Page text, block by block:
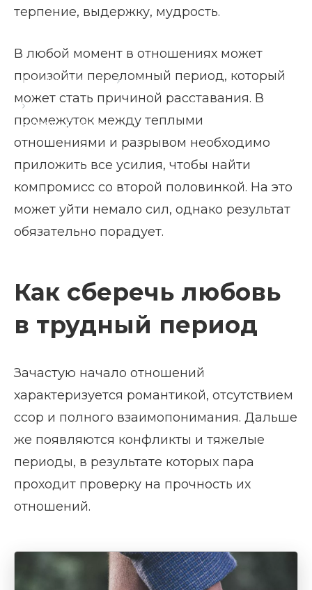
Главная страница
Блог
Как сохранить отношения с любимым человеком
в трудный период
терпение, выдержку, мудрость.
В любой момент в отношениях может
произойти переломный период, который
может стать причиной расставания. В
промежуток между теплыми
отношениями и разрывом необходимо
приложить все усилия, чтобы найти
компромисс со второй половинкой. На это
может уйти немало сил, однако результат
обязательно порадует.
Как сберечь любовь
в трудный период
Зачастую начало отношений
характеризуется романтикой, отсутствием
ссор и полного взаимопонимания. Дальше
же появляются конфликты и тяжелые
периоды, в результате которых пара
проходит проверку на прочность их
отношений.